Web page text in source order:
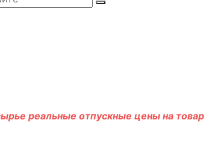
реальные отпускные цены на товар